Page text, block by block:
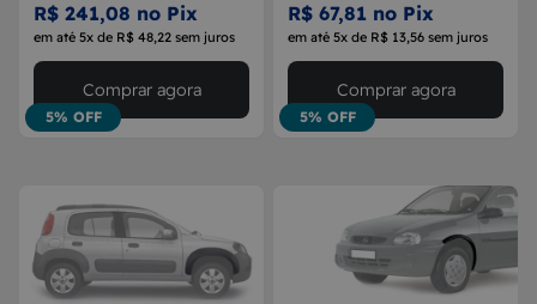
R$ 241,08 no Pix
em até 5x de R$ 48,22 sem juros
5% OFF
Comprar agora
R$ 67,81 no Pix
em até 5x de R$ 13,56 sem juros
5% OFF
Comprar agora